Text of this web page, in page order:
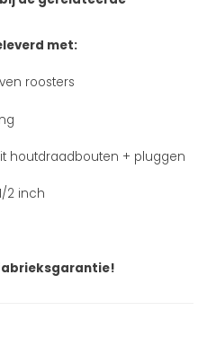
met:
roosters
houtdraadbouten + pluggen
2 inch